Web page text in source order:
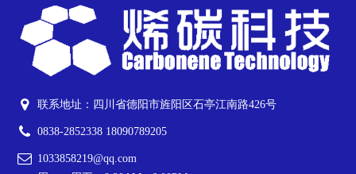
联系地址：四川省德阳市旌阳区石亭江南路426号
0838-2852338 18090789205
1033858219@qq.com